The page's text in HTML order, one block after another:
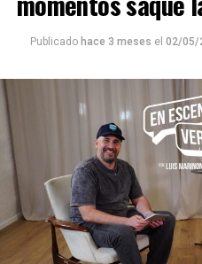
Publicado hace 3 meses el 02/05/